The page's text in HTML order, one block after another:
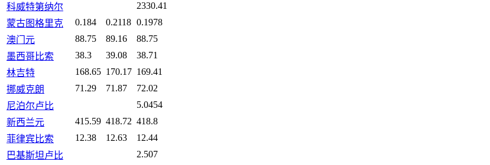
科威特第纳尔
2330.41
蒙古图格里克
0.184 0.2118 0.1978
澳门元
88.75 89.16
88.75
墨西哥比索
38.3 39.08
38.71
林吉特
168.65 170.17 169.41
挪威克朗
71.29 71.87
72.02
尼泊尔卢比
5.0454
新西兰元
415.59 418.72 418.8
菲律宾比索
12.38 12.63
12.44
巴基斯坦卢比
2.507